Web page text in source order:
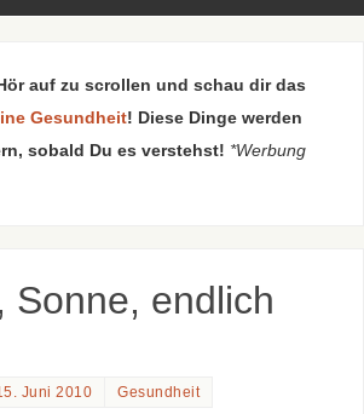
auf zu scrollen und schau dir das
Gesundheit! Diese Dinge werden
sobald Du es verstehst! *Werbung
Sonne, endlich
Juni 2010 Gesundheit